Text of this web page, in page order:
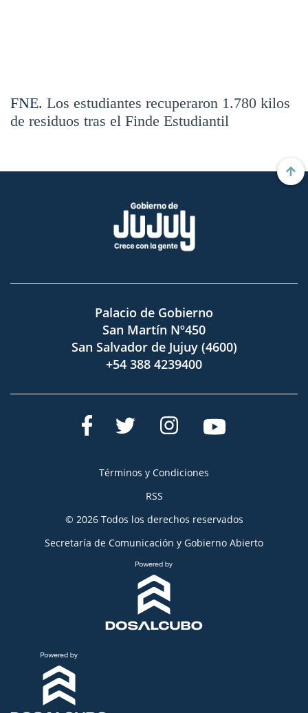
FNE. Los estudiantes recuperaron 1.780 kilos
de residuos tras el Finde Estudiantil
Palacio de Gobierno
San Martín Nº450
San Salvador de Jujuy (4600)
+54 388 4239400
Términos y Condiciones
RSS
© 2026 Todos los derechos reservados
Secretaría de Comunicación y Gobierno Abierto